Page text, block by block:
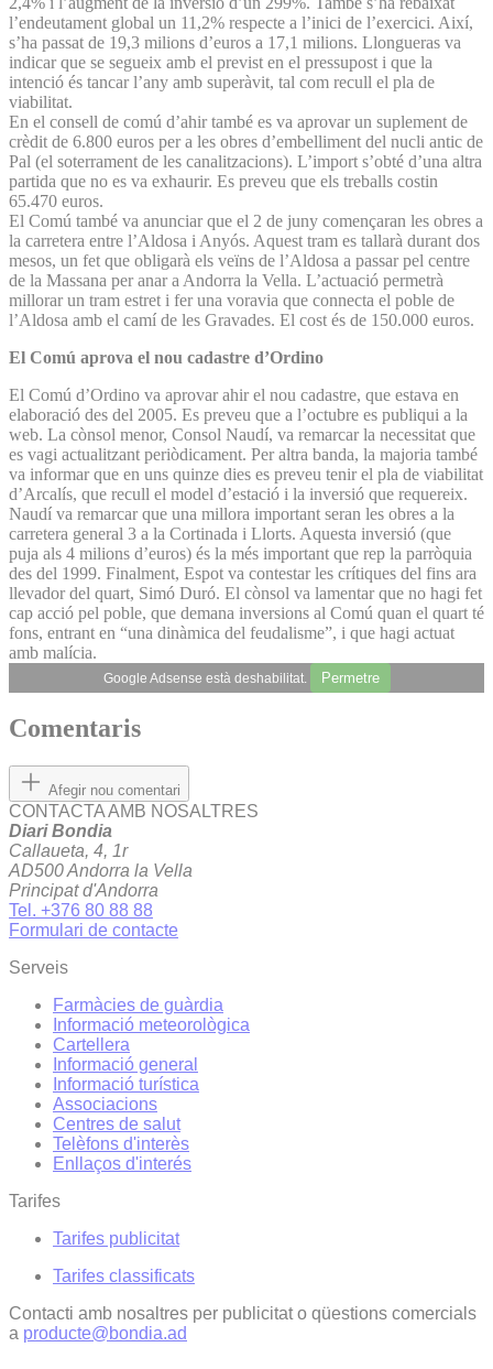
l’endeutament global un 11,2% respecte a l’inici de l’exercici. Així,
s’ha passat de 19,3 milions d’euros a 17,1 milions. Llongueras va
indicar que se segueix amb el previst en el pressupost i que la
intenció és tancar l’any amb superàvit, tal com recull el pla de
viabilitat.
En el consell de comú d’ahir també es va aprovar un suplement de
crèdit de 6.800 euros per a les obres d’embelliment del nucli antic de
Pal (el soterrament de les canalitzacions). L’import s’obté d’una altra
partida que no es va exhaurir. Es preveu que els treballs costin
65.470 euros.
El Comú també va anunciar que el 2 de juny començaran les obres a
la carretera entre l’Aldosa i Anyós. Aquest tram es tallarà durant dos
mesos, un fet que obligarà els veïns de l’Aldosa a passar pel centre
de la Massana per anar a Andorra la Vella. L’actuació permetrà
millorar un tram estret i fer una voravia que connecta el poble de
l’Aldosa amb el camí de les Gravades. El cost és de 150.000 euros.
El Comú aprova el nou cadastre d’Ordino
El Comú d’Ordino va aprovar ahir el nou cadastre, que estava en
elaboració des del 2005. Es preveu que a l’octubre es publiqui a la
web. La cònsol menor, Consol Naudí, va remarcar la necessitat que
es vagi actualitzant periòdicament. Per altra banda, la majoria també
va informar que en uns quinze dies es preveu tenir el pla de viabilitat
d’Arcalís, que recull el model d’estació i la inversió que requereix.
Naudí va remarcar que una millora important seran les obres a la
carretera general 3 a la Cortinada i Llorts. Aquesta inversió (que
puja als 4 milions d’euros) és la més important que rep la parròquia
des del 1999. Finalment, Espot va contestar les crítiques del fins ara
llevador del quart, Simó Duró. El cònsol va lamentar que no hagi fet
cap acció pel poble, que demana inversions al Comú quan el quart té
fons, entrant en “una dinàmica del feudalisme”, i que hagi actuat
amb malícia.
Google Adsense està deshabilitat. Permetre
Comentaris
Afegir nou comentari
CONTACTA AMB NOSALTRES
Diari Bondia
Callaueta, 4, 1r
AD500 Andorra la Vella
Principat d'Andorra
Tel. +376 80 88 88
Formulari de contacte
Serveis
Farmàcies de guàrdia
Informació meteorològica
Cartellera
Informació general
Informació turística
Associacions
Centres de salut
Telèfons d'interès
Enllaços d'interés
Tarifes
Tarifes publicitat
Tarifes classificats
Contacti amb nosaltres per publicitat o qüestions comercials
a producte@bondia.ad